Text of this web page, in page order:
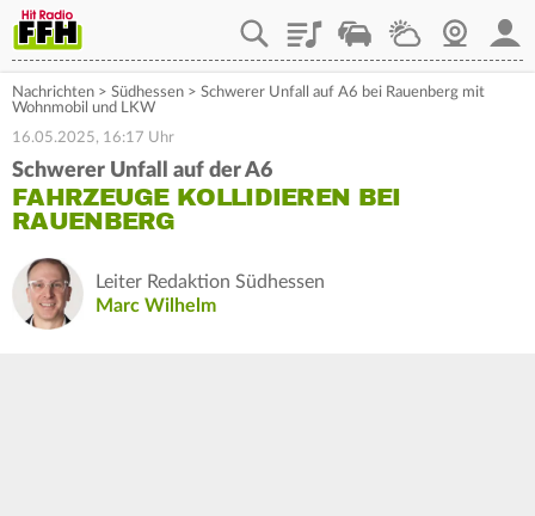
PlaylistStaupilotWetterWebcam
Nachrichten > Südhessen > Schwerer Unfall auf A6 bei Rauenberg mit
Wohnmobil und LKW
16.05.2025, 16:17 Uhr
Schwerer Unfall auf der A6
FAHRZEUGE KOLLIDIEREN BEI
RAUENBERG
Leiter Redaktion Südhessen
Marc Wilhelm